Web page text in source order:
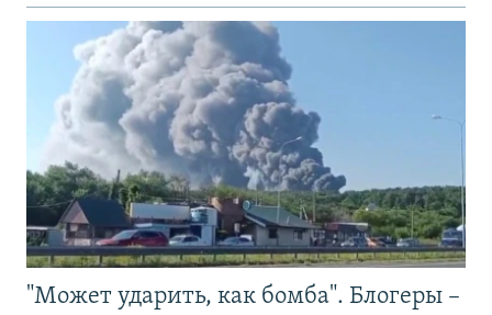
"Может ударить, как бомба". Блогеры –